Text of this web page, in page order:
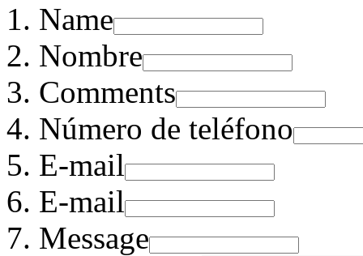
Name
Nombre
Comments
Número de teléfono
E-mail
E-mail
Message